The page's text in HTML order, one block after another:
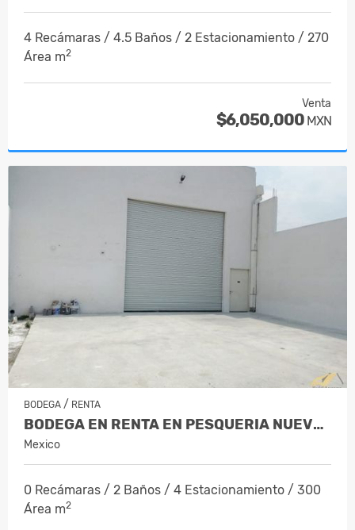
4 Recámaras / 4.5 Baños / 2 Estacionamiento / 270
Área m2
Venta
$6,050,000 MXN
BODEGA / RENTA
BODEGA EN RENTA EN PESQUERIA NUEVO L…
Mexico
0 Recámaras / 2 Baños / 4 Estacionamiento / 300
Área m2